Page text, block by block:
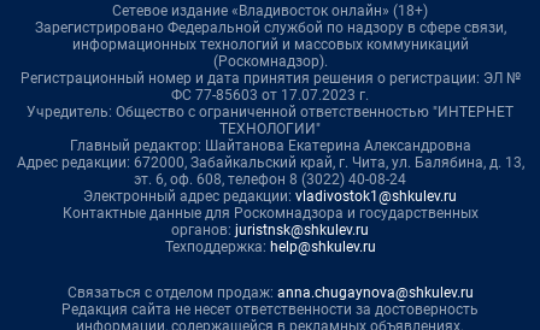
Сетевое издание «Владивосток онлайн» (18+)
Зарегистрировано Федеральной службой по надзору в сфере связи,
информационных технологий и массовых коммуникаций
(Роскомнадзор).
Регистрационный номер и дата принятия решения о регистрации: ЭЛ №
ФС 77-85603 от 17.07.2023 г.
Учредитель: Общество с ограниченной ответственностью "ИНТЕРНЕТ
ТЕХНОЛОГИИ"
Главный редактор: Шайтанова Екатерина Александровна
Адрес редакции: 672000, Забайкальский край, г. Чита, ул. Балябина, д. 13,
эт. 6, оф. 608, телефон 8 (3022) 40-08-24
Электронный адрес редакции: vladivostok1@shkulev.ru
Контактные данные для Роскомнадзора и государственных
органов: juristnsk@shkulev.ru
Техподдержка: help@shkulev.ru
Связаться с отделом продаж: anna.chugaynova@shkulev.ru
Редакция сайта не несет ответственности за достоверность
информации, содержащейся в рекламных объявлениях.